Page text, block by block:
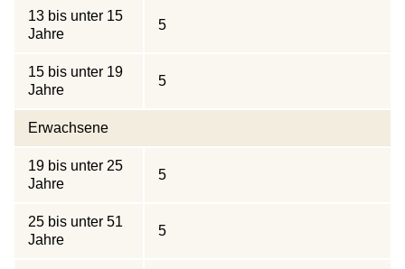
13 bis unter 15
Jahre
5
15 bis unter 19
Jahre
5
Erwachsene
19 bis unter 25
Jahre
5
25 bis unter 51
Jahre
5